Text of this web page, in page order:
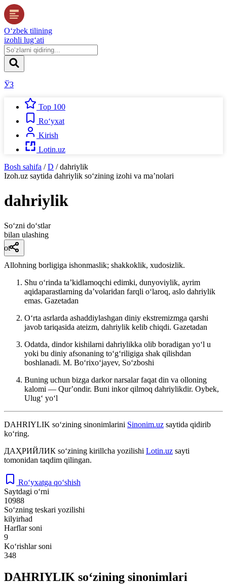
O‘zbek tilining
izohli lug‘ati
ЎЗ
Top 100
Ro‘yxat
Kirish
Lotin.uz
Bosh sahifa / D / dahriylik
Izoh.uz saytida dahriylik so‘zining izohi va ma’nolari
dahriylik
So‘zni do‘stlar
bilan ulashing
ot
Allohning borligiga ishonmaslik; shakkoklik, xudosizlik.
Shu oʻrinda taʼkidlamoqchi edimki, dunyoviylik, ayrim
aqidaparastlarning daʼvolaridan farqli oʻlaroq, aslo dahriylik
emas. Gazetadan
Oʻrta asrlarda ashaddiylashgan diniy ekstremizmga qarshi
javob tariqasida ateizm, dahriylik kelib chiqdi. Gazetadan
Odatda, dindor kishilarni dahriylikka olib boradigan yoʻl u
yoki bu diniy afsonaning toʻgʻriligiga shak qilishdan
boshlanadi. M. Boʻrixoʻjayev, Soʻzboshi
Buning uchun bizga darkor narsalar faqat din va olloning
kalomi — Qurʼondir. Buni inkor qilmoq dahriylikdir. Oybek,
Ulugʻ yoʻl
DAHRIYLIK so‘zining sinonimlarini Sinonim.uz saytida qidirib
ko‘ring.
ДАҲРИЙЛИК so‘zining kirillcha yozilishi Lotin.uz sayti
tomonidan taqdim qilingan.
Ro‘yxatga qo‘shish
Saytdagi o‘rni
10988
So‘zning teskari yozilishi
kilyirhad
Harflar soni
9
Ko‘rishlar soni
348
DAHRIYLIK so‘zining sinonimlari